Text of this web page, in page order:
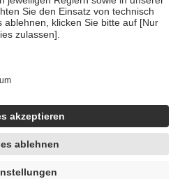
es sich um echte Bewertungen
de/articles/4419944605341
unter Zuhilfenahme künstlicher